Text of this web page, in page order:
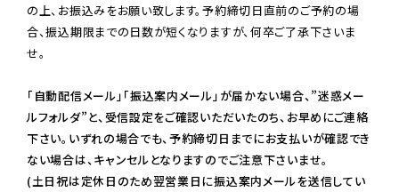
の上、お振込みをお願い致します。予約締切日直前のご予約の場
合、振込期限までの日数が短くなりますが、何卒ご了承下さいま
せ。
「自動配信メール」「振込案内メール」が届かない場合、”迷惑メー
ルフォルダ”と、受信設定をご確認いただいたのち、お早めにご連絡
下さい。いずれの場合でも、予約締切日までにお支払いが確認でき
ない場合は、キャンセルとなりますのでご注意下さいませ。
(土日祝は定休日のため翌営業日に振込案内メールを送信してい